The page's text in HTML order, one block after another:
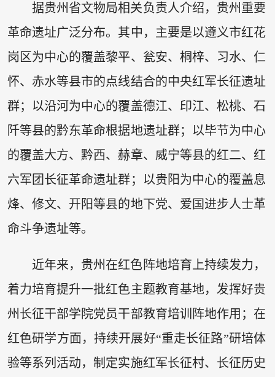
据贵州省文物局相关负责人介绍，贵州重要
革命遗址广泛分布。其中，主要是以遵义市红花
岗区为中心的覆盖黎平、瓮安、桐梓、习水、仁
怀、赤水等县市的点线结合的中央红军长征遗址
群；以沿河为中心的覆盖德江、印江、松桃、石
阡等县的黔东革命根据地遗址群；以毕节为中心
的覆盖大方、黔西、赫章、威宁等县的红二、红
六军团长征革命遗址群；以贵阳为中心的覆盖息
烽、修文、开阳等县的地下党、爱国进步人士革
命斗争遗址等。
近年来，贵州在红色阵地培育上持续发力，
着力培育提升一批红色主题教育基地，发挥好贵
州长征干部学院党员干部教育培训阵地作用；在
红色研学方面，持续开展好“重走长征路”研培体
验等系列活动，制定实施红军长征村、长征历史